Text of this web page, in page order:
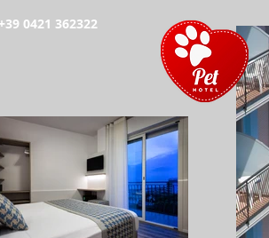
+39 0421 362322